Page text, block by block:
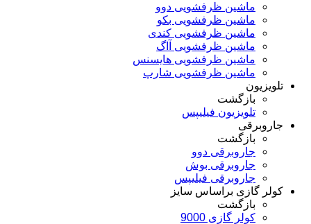
ماشین ظرفشویی دوو
ماشین ظرفشویی بکو
ماشین ظرفشویی کندی
ماشین ظرفشویی آاگ
ماشین ظرفشویی هایسنس
ماشین ظرفشویی شارپ
تلویزیون
بازگشت
تلویزیون فیلیپس
جاروبرقی
بازگشت
جاروبرقی دوو
جاروبرقی بوش
جاروبرقی فیلیپس
کولر گازی براساس سایز
بازگشت
کولر گازی 9000